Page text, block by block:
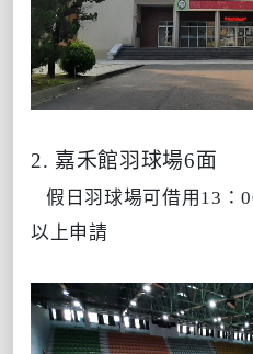
2. 嘉禾館羽球場6面
假日羽球場可借用13：
以上申請